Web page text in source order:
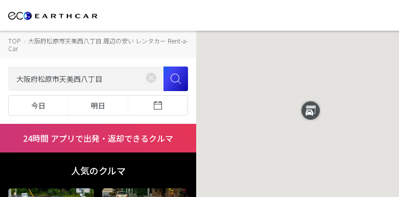
TOP › 大阪府松原市天美西八丁目 周辺の安い レンタカー Rent-a-
Car
今日 明日
24時間 アプリで出発・返却できるクルマ
人気のクルマ